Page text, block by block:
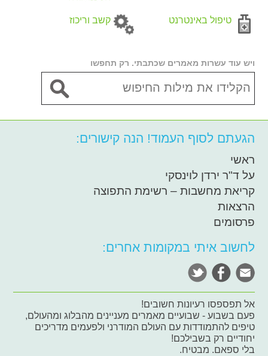
טיפול באינטרנט קשב וריכוז
ויש עוד עשרות מאמרים שכתבתי. רק תחפשו
הגעתם לסוף העמוד! הנה קישורים:
ראשי
על ד"ר ירדן לוינסקי
קריאת מחשבות – רשימת התפוצה
הרצאות
פרסומים
לחשוב איתי במקומות אחרים:
אל תפספסו רעיונות חשובים!
פעם בשבוע - שבועיים מאמרים מעניינים מהבלוג ומהעולם,
טיפים להתמודדות עם העולם המודרני ולפעמים מדריכים
יחודיים רק בשבילכם!
בלי ספאם. מבטיח.